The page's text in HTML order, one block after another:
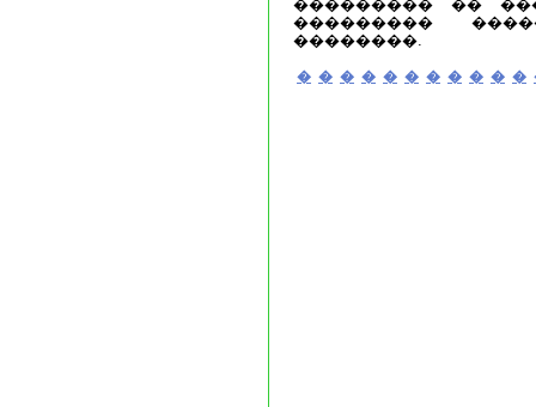
��������� ��
���������
��������.
� � � � � � � � � � �